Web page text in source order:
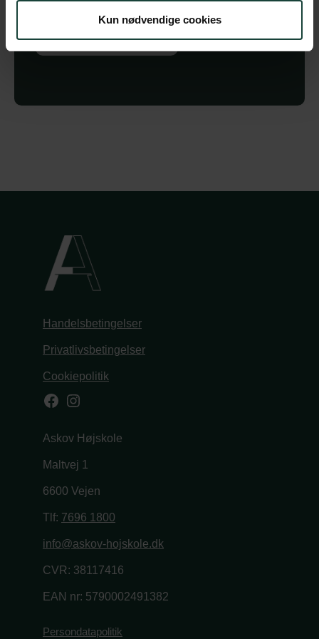
Kun nødvendige cookies
Køb billet
Handelsbetingelser
Privatlivsbetingelser
Cookiepolitik
Facebook
Instagram
Askov Højskole
Maltvej 1
6600 Vejen
Tlf: 7696 1800
info@askov-hojskole.dk
CVR: 38117416
EAN nr: 5790002491382
Persondatapolitik